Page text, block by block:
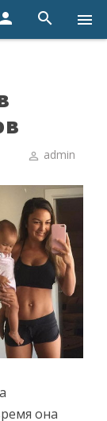
person search menu
admin
она